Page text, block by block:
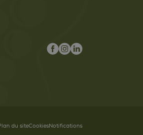
du siteCookiesNotifications